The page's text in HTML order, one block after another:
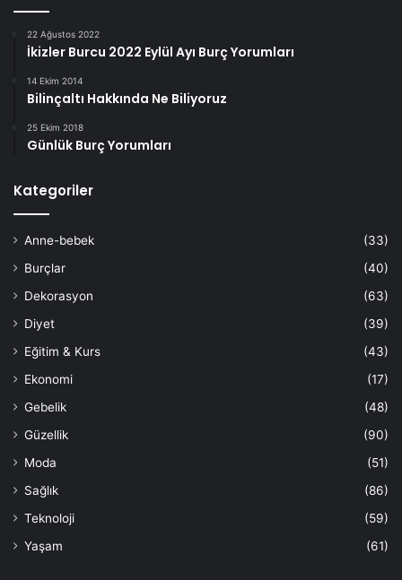
22 Ağustos 2022
İkizler Burcu 2022 Eylül Ayı Burç Yorumları
14 Ekim 2014
Bilinçaltı Hakkında Ne Biliyoruz
25 Ekim 2018
Günlük Burç Yorumları
Kategoriler
Anne-bebek
(33)
Burçlar
(40)
Dekorasyon
(63)
Diyet
(39)
Eğitim & Kurs
(43)
Ekonomi
(17)
Gebelik
(48)
Güzellik
(90)
Moda
(51)
Sağlık
(86)
Teknoloji
(59)
Yaşam
(61)